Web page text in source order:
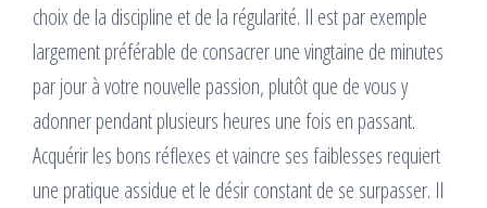
choix de la discipline et de la régularité. Il est par exemple
largement préférable de consacrer une vingtaine de minutes
par jour à votre nouvelle passion, plutôt que de vous y
adonner pendant plusieurs heures une fois en passant.
Acquérir les bons réflexes et vaincre ses faiblesses requiert
une pratique assidue et le désir constant de se surpasser. Il